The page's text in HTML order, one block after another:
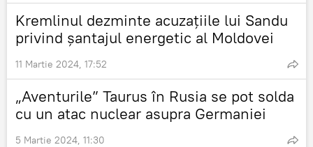
Kremlinul dezminte acuzațiile lui Sandu
privind șantajul energetic al Moldovei
11 Martie 2024, 17:52
„Aventurile” Taurus în Rusia se pot solda
cu un atac nuclear asupra Germaniei
5 Martie 2024, 11:30